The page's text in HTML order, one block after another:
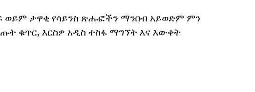
ወይም ታዋቂ የሳይንስ ጽሑፎችን ማንበብ አይወድም ምን
ቁጥር, እርስዎ አዲስ ተስፋ ማግኘት እና እውቀት